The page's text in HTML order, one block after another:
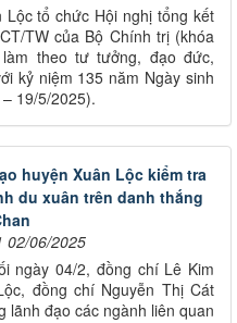
tổ chức Hội nghị tổng kết
TW của Bộ Chính trị (khóa
theo tư tưởng, đạo đức,
kỷ niệm 135 năm Ngày sinh
19/5/2025).
huyện Xuân Lộc kiểm tra
du xuân trên danh thắng
02/06/2025
ngày 04/2, đồng chí Lê Kim
đồng chí Nguyễn Thị Cát
lãnh đạo các ngành liên quan